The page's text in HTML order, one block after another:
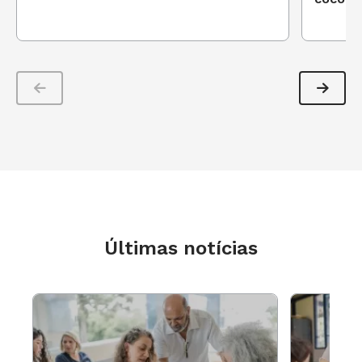
2ª etapa
Organize a turma em duplas e entregue um
molde de
LabCriativo: pessoas, desenhos animados,
CubeCraft: personagens de games, animes
e super heróis
Últimas notícias